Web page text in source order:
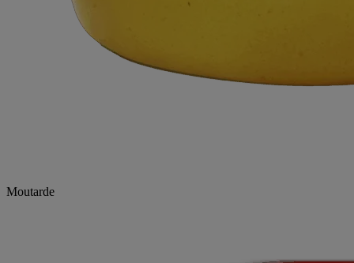
Moutarde